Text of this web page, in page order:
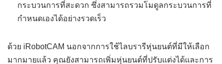
กระบวนการที่สะดวก ซึ่งสามารถรวมโมดูลกระบวนการที่
กำหนดเองได้อย่างรวดเร็ว
ด้วย iRobotCAM นอกจากการใช้ไลบรารีหุ่นยนต์ที่มีให้เลือก
มากมายแล้ว คุณยังสามารถเพิ่มหุ่นยนต์ที่ปรับแต่งได้และการ